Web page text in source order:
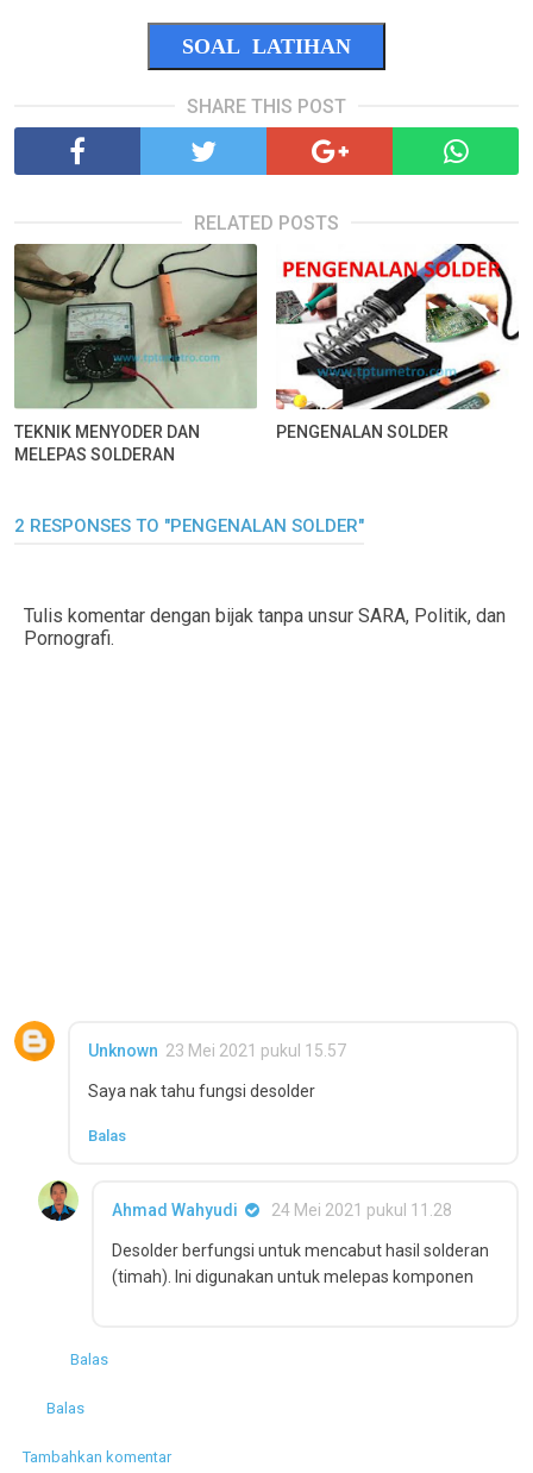
SOAL LATIHAN
SHARE THIS POST
RELATED POSTS
TEKNIK MENYODER DAN
MELEPAS SOLDERAN
PENGENALAN SOLDER
2 RESPONSES TO "PENGENALAN SOLDER"
Tulis komentar dengan bijak tanpa unsur SARA, Politik, dan
Pornografi.
Unknown 23 Mei 2021 pukul 15.57
Saya nak tahu fungsi desolder
Balas
Ahmad Wahyudi 24 Mei 2021 pukul 11.28
Desolder berfungsi untuk mencabut hasil solderan
(timah). Ini digunakan untuk melepas komponen
Balas
Balas
Tambahkan komentar